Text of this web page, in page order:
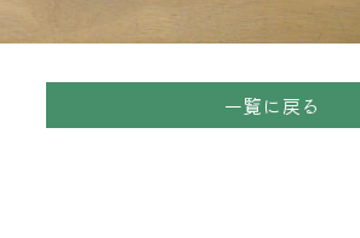
一覧に戻る